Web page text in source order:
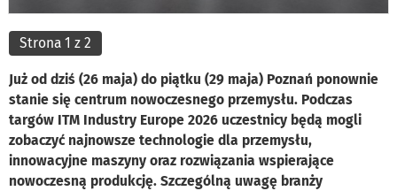
Strona 1 z 2
Już od dziś (26 maja) do piątku (29 maja) Poznań ponownie
stanie się centrum nowoczesnego przemysłu. Podczas
targów ITM Industry Europe 2026 uczestnicy będą mogli
zobaczyć najnowsze technologie dla przemysłu,
innowacyjne maszyny oraz rozwiązania wspierające
nowoczesną produkcję. Szczególną uwagę branży